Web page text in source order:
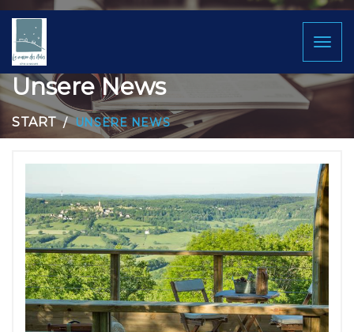
Unsere News
START UNSERE NEWS